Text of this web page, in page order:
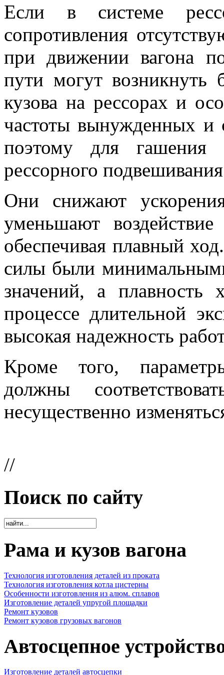
Если в системе
сопротивления
при движении вагона
пути могут возникнуть
кузова на рессорах и
частоты вынужденных и
поэтому для гашения
рессорного
Они снижают
уменьшают
обеспечивая плавный
силы были
значений, а плавность
процессе длительной
высокая надежность
Кроме того,
должны
несущественно
//
Поиск по сайту
Рама и кузов вагона
Технология изготовления деталей из проката
Технология изготовления котла цистерны
Особенности изготовления из алюм. сплавов
Изготовление деталей упругой площадки
Ремонт кузовов
Ремонт кузовов грузовых вагонов
Автосцепное
Изготовление деталей автосцепки